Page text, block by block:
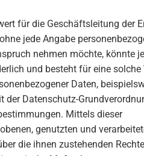
für die Geschäftsleitung der
jede Angabe
nehmen möchte, könnte
und besteht für eine solche
Daten,
der Datenschutz-
Mittels dieser
genutzten und
die ihnen zustehenden